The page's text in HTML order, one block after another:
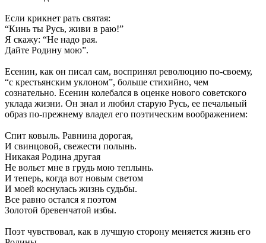
Если крикнет рать святая:
“Кинь ты Русь, живи в раю!”
Я скажу: “Не надо рая.
Дайте Родину мою”.
Есенин, как он писал сам, воспринял революцию по-своему,
“с крестьянским уклоном”, больше стихийно, чем
сознательно. Есенин колебался в оценке нового советского
уклада жизни. Он знал и любил старую Русь, ее печальный
образ по-прежнему владел его поэтическим воображением:
Спит ковыль. Равнина дорогая,
И свинцовой, свежести полынь.
Никакая Родина другая
Не вольет мне в грудь мою теплынь.
И теперь, когда вот новым светом
И моей коснулась жизнь судьбы.
Все равно остался я поэтом
Золотой бревенчатой избы.
Поэт чувствовал, как в лучшую сторону меняется жизнь его